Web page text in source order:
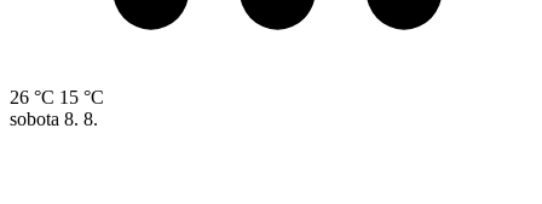
26 °C 15 °C
sobota 8. 8.